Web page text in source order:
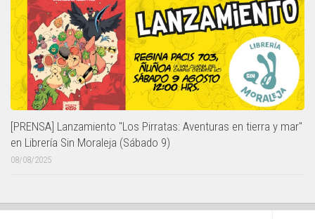
[PRENSA] Lanzamiento "Los Pirratas: Aventuras en tierra y mar"
en Librería Sin Moraleja (Sábado 9)
08/08/2025